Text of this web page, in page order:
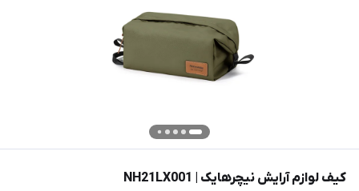
کیف لوازم آرایش نیچرهایک | NH21LX001